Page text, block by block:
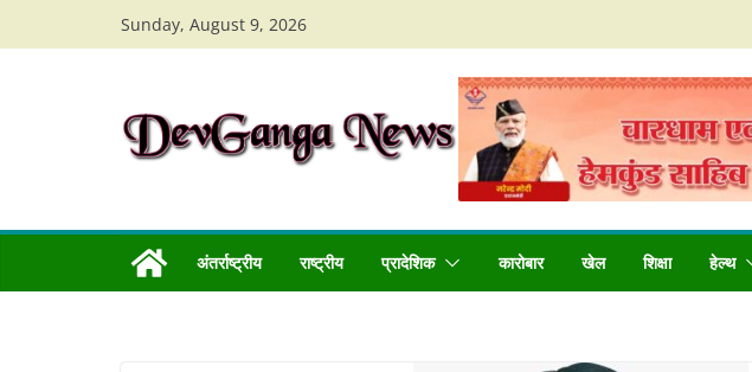
to
Sunday, August 9, 2026
अंतर्राष्ट्रीय राष्ट्रीय प्रादेशिक कारोबार खेल शिक्षा हेल्थ